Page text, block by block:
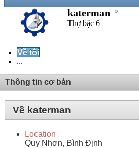
katerman
Thợ bậc 6
Về tôi
...
Thông tin cơ bản
Về katerman
Location
Quy Nhơn, Bình Định